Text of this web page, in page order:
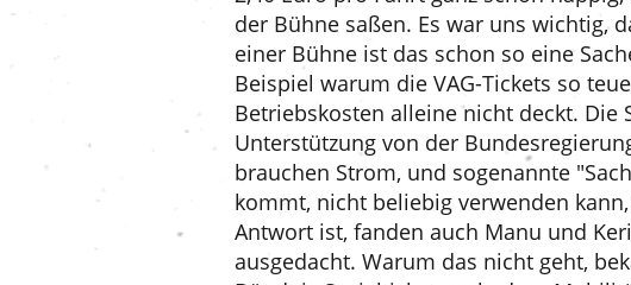
der Bühne saßen. Es war uns wichtig,
einer Bühne ist das schon so eine
Beispiel warum die VAG-Tickets so
Betriebskosten alleine nicht deckt. Die
Unterstützung von der
brauchen Strom, und sogenannte
kommt, nicht beliebig verwenden
Antwort ist, fanden auch Manu und
ausgedacht. Warum das nicht geht,